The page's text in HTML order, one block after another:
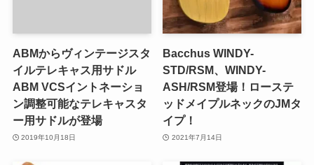
ABMからヴィンテージスタ
イルテレキャス用サドル
ABM VCSイントネーショ
ン調整可能なテレキャスタ
ー用サドルが登場
2019年10月18日
Bacchus WINDY-
STD/RSM、WINDY-
ASH/RSM登場！ローステ
ッドメイプルネックのJMタ
イプ！
2021年7月14日